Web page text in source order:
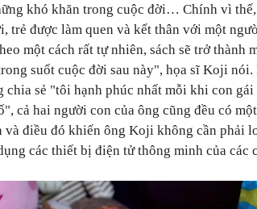
khó khăn trong cuộc đời… Chính vì
trẻ được làm quen và kết thân với một
một cách rất tự nhiên, sách sẽ trở thành
suốt cuộc đời sau này", họa sĩ Koji nói.
chia sẻ "tôi hạnh phúc nhất mỗi khi con gái
cả hai người con của ông cũng đều có
điều đó khiến ông Koji không cần phải
các thiết bị điện tử thông minh của các